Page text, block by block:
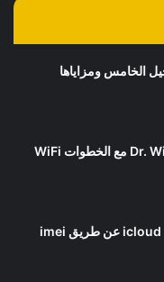
كيفية تحميل برنامج Dr. WiFi مع الخطوات WiFi